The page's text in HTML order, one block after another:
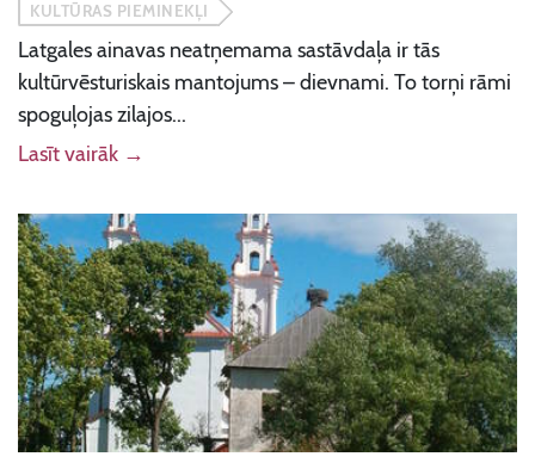
KULTŪRAS PIEMINEKĻI
Latgales ainavas neatņemama sastāvdaļa ir tās
kultūrvēsturiskais mantojums – dievnami. To torņi rāmi
spoguļojas zilajos...
Lasīt vairāk →